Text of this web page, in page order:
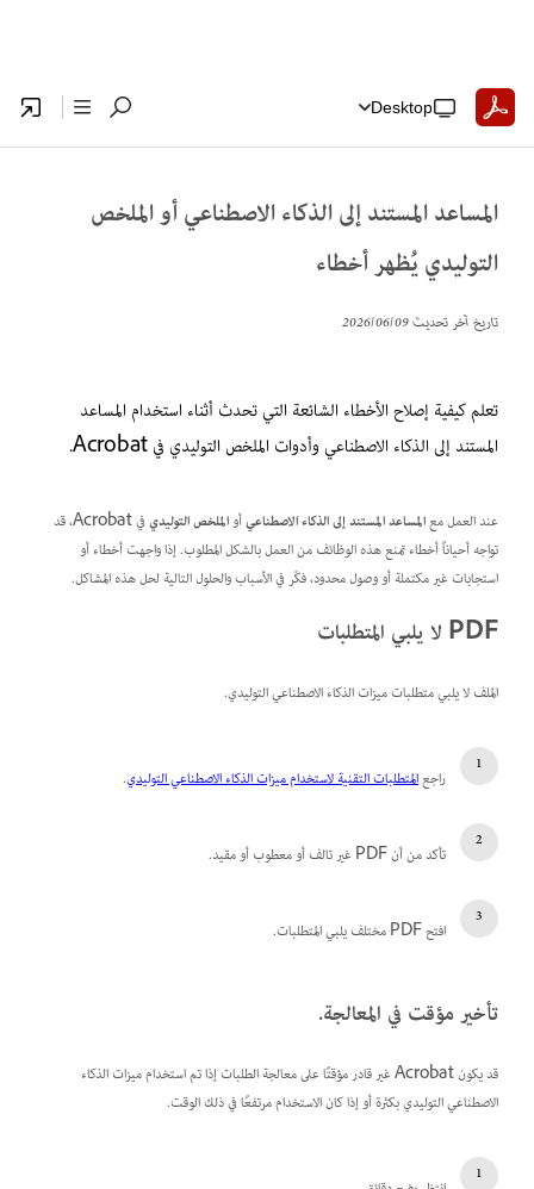
Desktop
المساعد المستند إلى الذكاء الاصطناعي أو الملخص
التوليدي يُظهر أخطاء
تاريخ آخر تحديث09‏/06‏/2026
تعلم كيفية إصلاح الأخطاء الشائعة التي تحدث أثناء استخدام المساعد
المستند إلى الذكاء الاصطناعي وأدوات الملخص التوليدي في Acrobat.
عند العمل معالمساعد المستند إلى الذكاء الاصطناعيأوالملخص التوليدي
في Acrobat، قد
تواجه أحياناً أخطاء تمنع هذه الوظائف من العمل بالشكل المطلوب. إذا واجهت أخطاء أو
استجابات غير مكتملة أو وصول محدود، فكّر في الأسباب والحلول التالية لحل هذه المشاكل.
PDF لا يلبي المتطلبات
الملف لا يلبي متطلبات ميزات الذكاء الاصطناعي التوليدي.
راجعالمتطلبات التقنية لاستخدام ميزات الذكاء الاصطناعي التوليدي.
تأكد من أن PDF غير تالف أو معطوب أو مقيد.
افتح PDF مختلف يلبي المتطلبات.
تأخير مؤقت في المعالجة.
قد يكون Acrobat غير قادر مؤقتًا على معالجة الطلبات إذا تم استخدام ميزات الذكاء
الاصطناعي التوليدي بكثرة أو إذا كان الاستخدام مرتفعًا في ذلك الوقت.